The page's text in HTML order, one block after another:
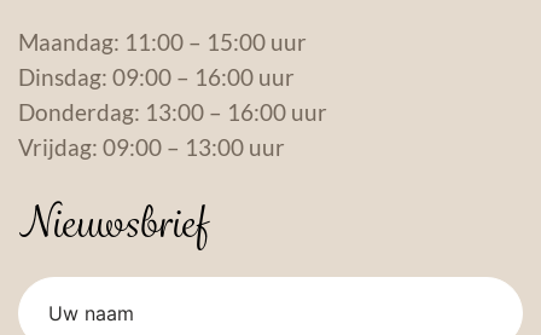
Maandag: 11:00 – 15:00 uur
Dinsdag: 09:00 – 16:00 uur
Donderdag: 13:00 – 16:00 uur
Vrijdag: 09:00 – 13:00 uur
Nieuwsbrief